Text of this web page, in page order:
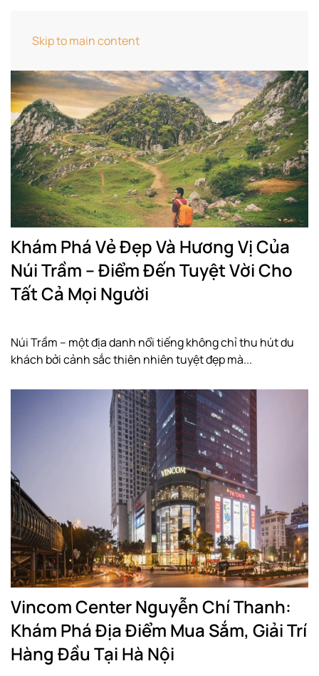
Skip to main content
Khám Phá Vẻ Đẹp Và Hương Vị Của
Núi Trầm – Điểm Đến Tuyệt Vời Cho
Tất Cả Mọi Người
Núi Trầm – một địa danh nổi tiếng không chỉ thu hút du
khách bởi cảnh sắc thiên nhiên tuyệt đẹp mà...
Vincom Center Nguyễn Chí Thanh:
Khám Phá Địa Điểm Mua Sắm, Giải Trí
Hàng Đầu Tại Hà Nội